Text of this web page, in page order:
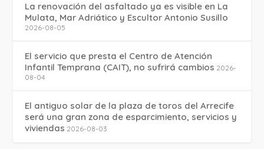
La renovación del asfaltado ya es visible en La
Mulata, Mar Adriático y Escultor Antonio Susillo
2026-08-05
El servicio que presta el Centro de Atención
Infantil Temprana (CAIT), no sufrirá cambios 2026-
08-04
El antiguo solar de la plaza de toros del Arrecife
será una gran zona de esparcimiento, servicios y
viviendas 2026-08-03